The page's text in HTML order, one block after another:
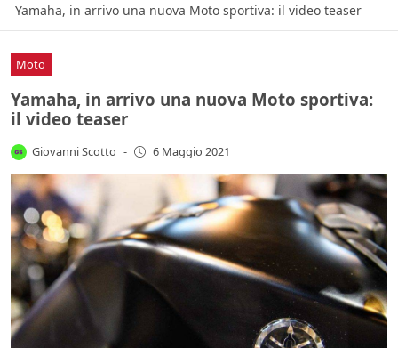
Yamaha, in arrivo una nuova Moto sportiva: il video teaser
Moto
Yamaha, in arrivo una nuova Moto sportiva:
il video teaser
Giovanni Scotto - 6 Maggio 2021